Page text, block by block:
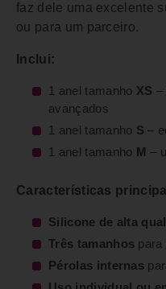
faz dele uma excelente
ou para um parceiro.
Inclui:
1 anel tamanho XS –
avançados
1 anel tamanho S –
1 anel tamanho M –
Características
Silicone de alta
Três tamanhos para
Pérolas internas